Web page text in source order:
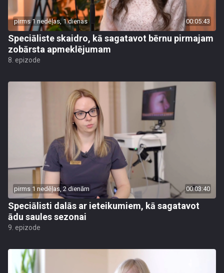
pirms 1 nedēļas, 1 dienas 00:05:43
Speciāliste skaidro, kā sagatavot bērnu pirmajam
zobārsta apmeklējumam
8. epizode
pirms 1 nedēļas, 2 dienām 00:03:40
Speciālisti dalās ar ieteikumiem, kā sagatavot
ādu saules sezonai
9. epizode